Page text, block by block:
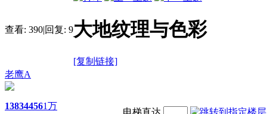
查看: 390|回复: 9大地纹理与色彩
[复制链接]
老鹰A
138344561万
电梯直达